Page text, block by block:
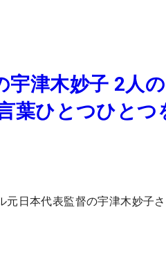
津木妙子 2人
葉ひとつひとつ
日本代表監督の宇津木妙子